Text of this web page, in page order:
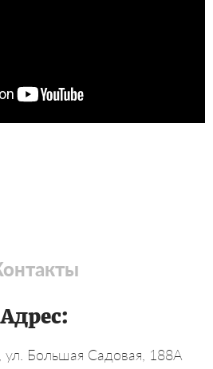
Адрес:
ул. Большая Садовая, 188А